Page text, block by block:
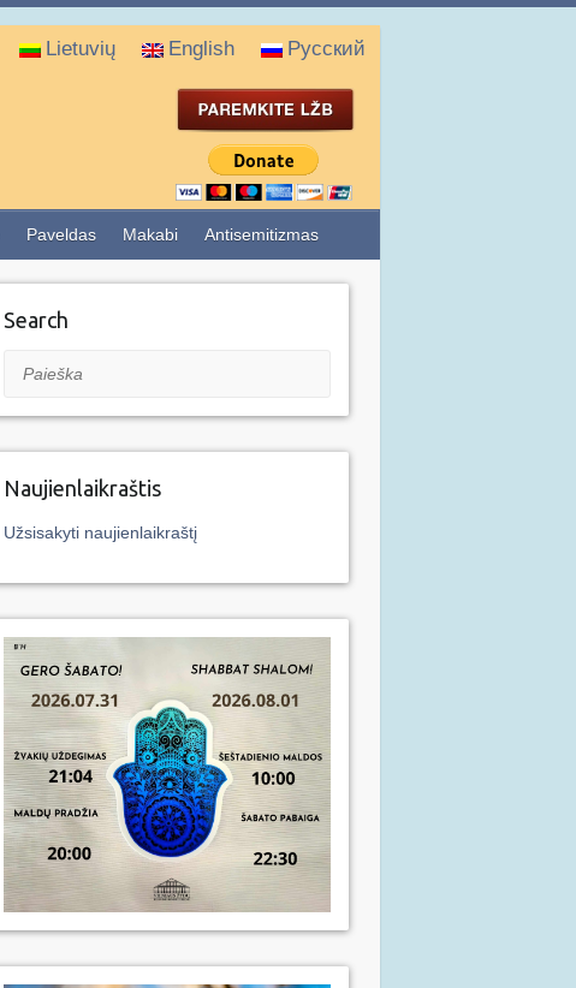
Lietuvių English Русский
Paveldas Makabi Antisemitizmas
Search
Paieška
Naujienlaikraštis
Užsisakyti naujienlaikraštį